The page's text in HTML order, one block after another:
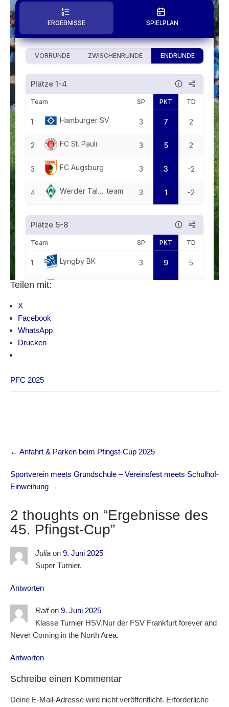
Teilen mit:
X
Facebook
WhatsApp
Drucken
PFC 2025
Post
navigation
← Anfahrt & Parken beim Pfingst-Cup 2025
Sportverein meets Grundschule – Vereinsfest meets Schulhof-
Einweihung →
2 thoughts on “Ergebnisse des
45. Pfingst-Cup”
Julia on 9. Juni 2025
Super Turnier.
Antworten
Ralfon 9. Juni 2025
Klasse Turnier HSV.Nur der FSV Frankfurt forever and
Never Coming in the North Area.
Antworten
Schreibe einen Kommentar
Deine E-Mail-Adresse wird nicht veröffentlicht. Erforderliche